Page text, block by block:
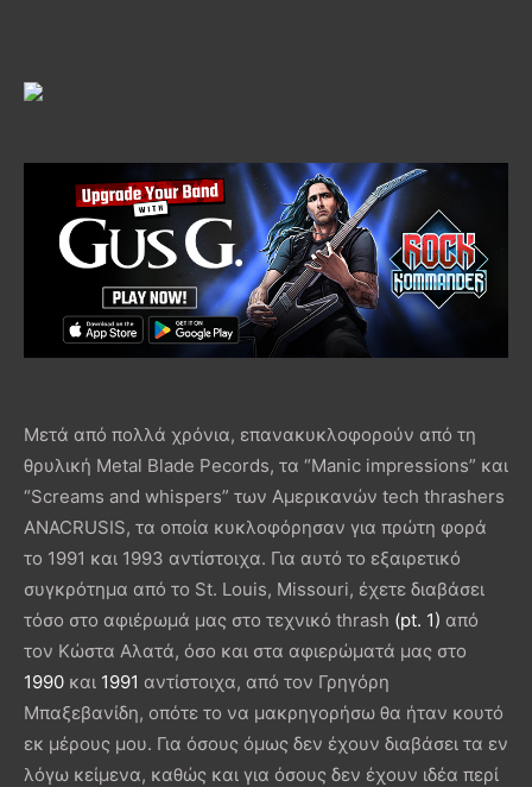
Μετά από πολλά χρόνια, επανακυκλοφορούν από τη
θρυλική Metal Blade Ρecords, τα “Manic impressions” και
“Screams and whispers” των Αμερικανών tech thrashers
ANACRUSIS, τα οποία κυκλοφόρησαν για πρώτη φορά
το 1991 και 1993 αντίστοιχα. Για αυτό το εξαιρετικό
συγκρότημα από το St. Louis, Missouri, έχετε διαβάσει
τόσο στο αφιέρωμά μας στο τεχνικό thrash (pt. 1) από
τον Κώστα Αλατά, όσο και στα αφιερώματά μας στο
1990 και 1991 αντίστοιχα, από τον Γρηγόρη
Μπαξεβανίδη, οπότε το να μακρηγορήσω θα ήταν κουτό
εκ μέρους μου. Για όσους όμως δεν έχουν διαβάσει τα εν
λόγω κείμενα, καθώς και για όσους δεν έχουν ιδέα περί